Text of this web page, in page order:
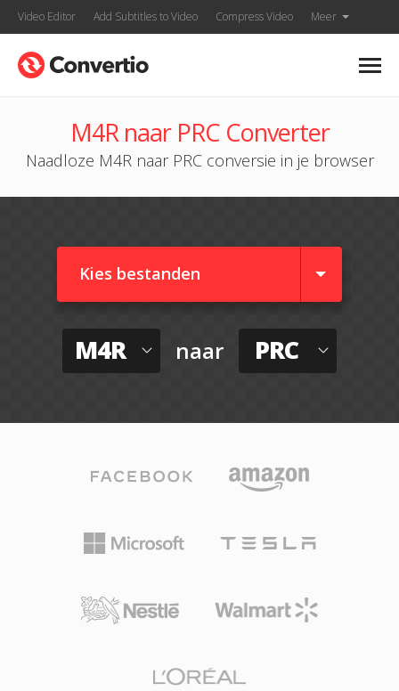
Video Editor Add Subtitles to Video Compress Video Meer
M4R naar PRC Converter
Naadloze M4R naar PRC conversie in je browser
Kies bestanden
M4R naar PRC